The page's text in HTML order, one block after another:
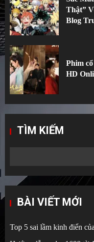
Thật”
Blog
Phim
HD
TÌM KIẾM
BÀI VIẾT MỚI
Top 5 sai lầm kinh điển